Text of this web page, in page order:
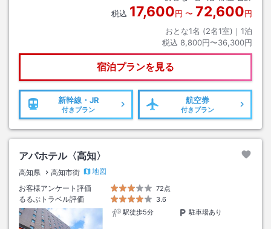
税込 17,600円 〜 72,600円
おとな1名 (2名1室)｜ 1泊
税込 8,800円〜36,300円
宿泊プランを見る
新幹線・JR
付きプラン
航空券
付きプラン
アパホテル〈高知〉
高知県 高知市街
地図
お客様アンケート評価
72点
るるぶトラベル評価
3.6
駅徒歩5分
駐車場あり